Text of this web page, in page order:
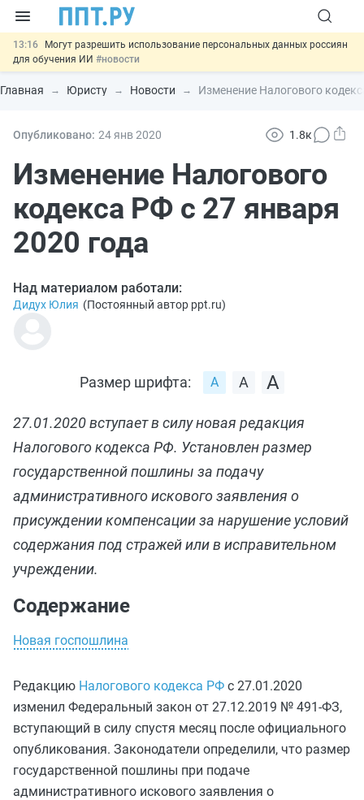
13:16
Могут разрешить использование персональных данных россиян
для обучения ИИ #новости
12:42 Губернаторам дадут право вводить разрешительный учёт
иностранцев#новости
11:31
Важно
Разработают единые критерии трудовых и ГПХ-
14:02
Основания для выдворения иностранцев из России стало
больше #новости
Главная Юристу Новости Изменение Налогового
Опубликовано: 24 янв2020 1.8к
Изменение Налогового
кодекса РФ с 27 января
2020 года
Над материалом работали:
Дидух Юлия (Постоянный автор ppt.ru)
Размер шрифта:
27.01.2020 вступает в силу новая редакция
Налогового кодекса РФ. Установлен размер
государственной пошлины за подачу
административного искового заявления о
присуждении компенсации за нарушение условий
содержания под стражей или в исправительном
учреждении.
Содержание
Новая госпошлина
Редакцию Налогового кодекса РФ с 27.01.2020
изменил Федеральный закон от 27.12.2019 № 491-ФЗ,
вступающий в силу спустя месяц после официального
опубликования. Законодатели определили, что размер
государственной пошлины при подаче
административного искового заявления о